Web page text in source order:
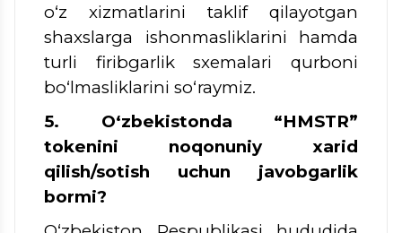
o‘z xizmatlarini taklif qilayotgan
shaxslarga ishonmasliklarini hamda
turli firibgarlik sxemalari qurboni
bo‘lmasliklarini so‘raymiz.
5. O‘zbekistonda “HMSTR”
tokenini noqonuniy xarid
qilish/sotish uchun javobgarlik
bormi?